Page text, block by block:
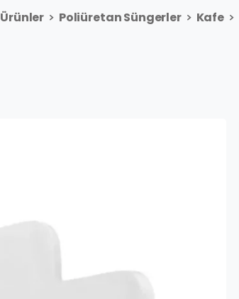
Ürünler Poliüretan Süngerler Kafe